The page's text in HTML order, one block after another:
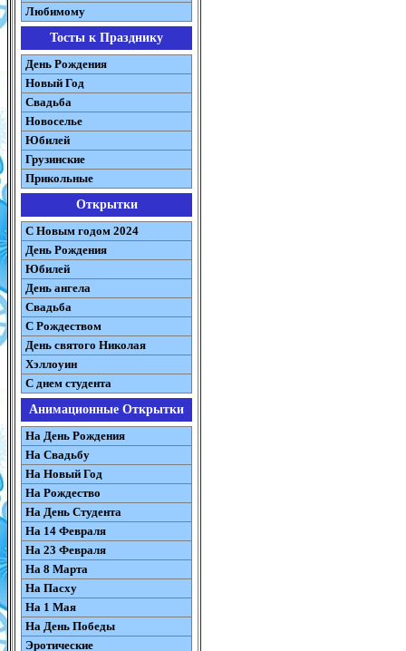
Любимому
Тосты к Празднику
День Рождения
Новый Год
Свадьба
Новоселье
Юбилей
Грузинские
Прикольные
Открытки
С Новым годом 2024
День Рождения
Юбилей
День ангела
Свадьба
С Рождеством
День святого Николая
Хэллоуин
С днем студента
Анимационные Открытки
На День Рождения
На Свадьбу
На Новый Год
На Рождество
На День Студента
На 14 Февраля
На 23 Февраля
На 8 Марта
На Пасху
На 1 Мая
На День Победы
Эротические